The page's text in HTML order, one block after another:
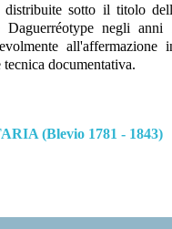
distribuite sotto il titolo
Daguerréotype negli anni
all'affermazione
documentativa.
(Blevio 1781 - 1843)